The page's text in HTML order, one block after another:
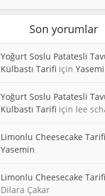
Son yorumlar
Yoğurt Soslu Patatesli
Külbastı Tarifi için
Yoğurt Soslu Patatesli
Külbastı Tarifi için lee
Limonlu Cheesecake Tarifi
Yasemin
Limonlu Cheesecake Tarifi
Dilara Çakar